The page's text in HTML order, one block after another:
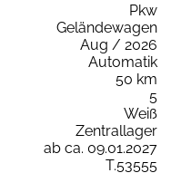
Pkw
Geländewagen
Aug / 2026
Automatik
50 km
5
Weiß
Zentrallager
ab ca. 09.01.2027
T.53555